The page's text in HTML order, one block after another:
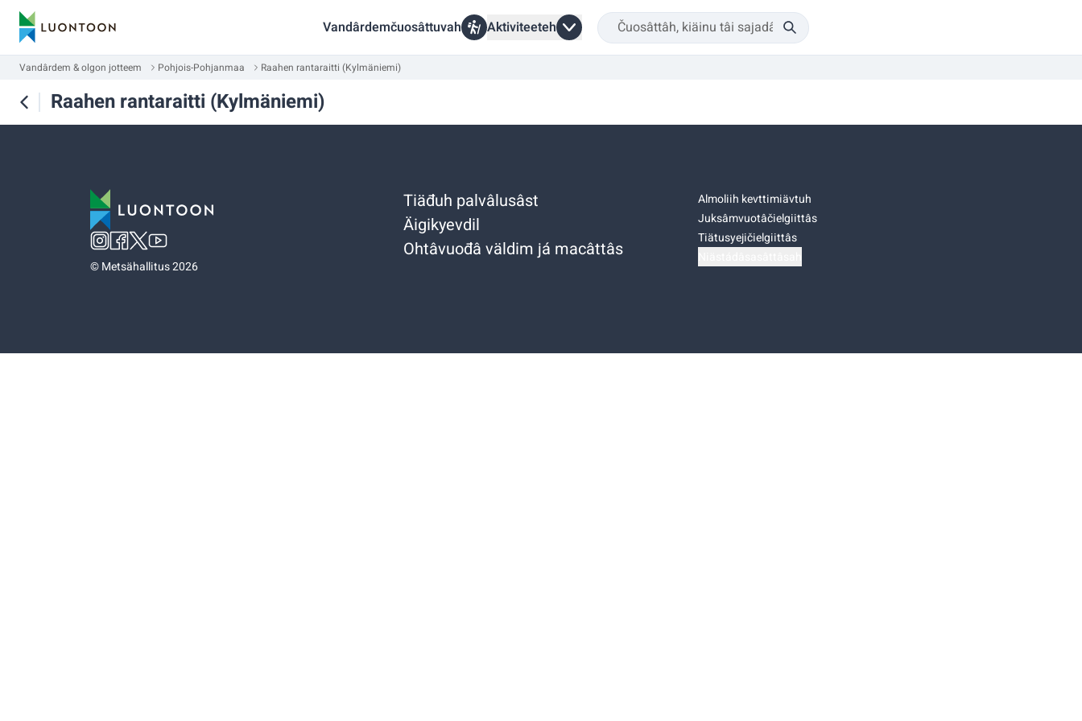
Vandârdemčuosâttuvah Aktiviteeteh
Vandârdem & olgon jotteem Pohjois-Pohjanmaa Raahen rantaraitti (Kylmäniemi)
Raahen rantaraitti (Kylmäniemi)
©Metsähallitus 2026
Tiäđuh palvâlusâst
Äigikyevdil
Ohtâvuođâ väldim já macâttâs
Almoliih kevttimiävtuh
Juksâmvuotâčielgiittâs
Tiätusyejičielgiittâs